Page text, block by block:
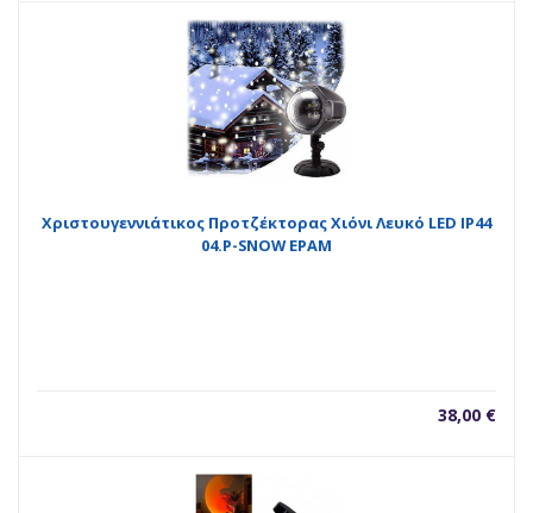
Χριστουγεννιάτικος Προτζέκτορας Χιόνι Λευκό LED IP44
04.P-SNOW EPAM
38,00 €